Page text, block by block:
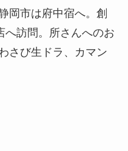
岡市は府中宿へ。創
へ訪問。所さんへのお
さび生ドラ、カマン